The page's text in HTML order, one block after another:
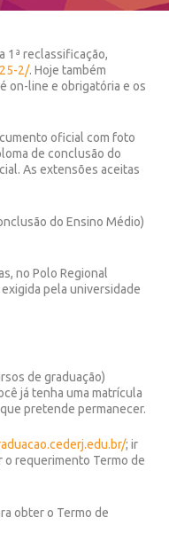
1ª reclassificação,
2/. Hoje também
on-line e obrigatória e os
oficial com foto
de conclusão do
As extensões aceitas
do Ensino Médio)
no Polo Regional
pela universidade
de graduação)
já tenha uma matrícula
pretende permanecer.
; ir
requerimento Termo de
obter o Termo de